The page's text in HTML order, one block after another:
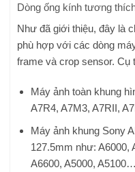
Dòng ống kính tương
Như đã giới thiệu, đây là
phù hợp với các dòng
frame và crop sensor. Cụ
Máy ảnh toàn khung
A7R4, A7M3, A7RII,
Máy ảnh khung Sony
127.5mm như: A6000,
A6600, A5000, A5100…